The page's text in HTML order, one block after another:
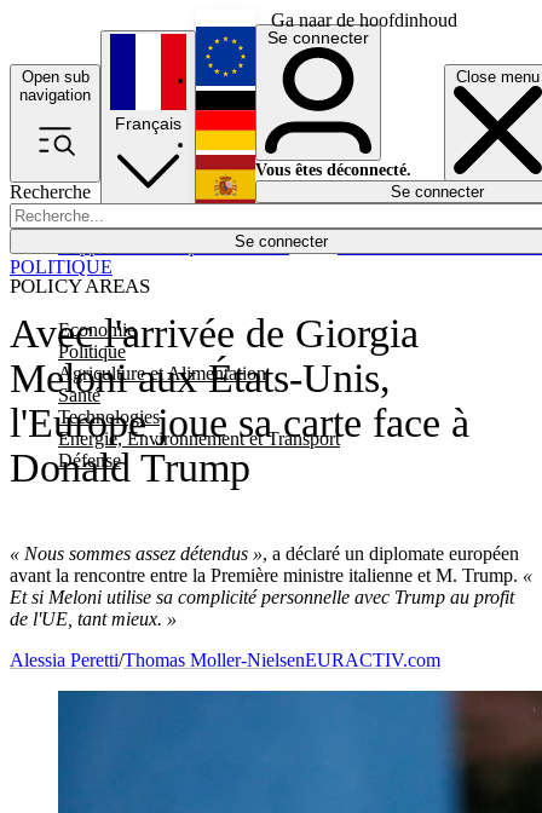
Ga naar de hoofdinhoud
Open sub
navigation
Close menu
Recherche
Se connecter
POLICY AREAS
Economie
Politique
Agriculture et Alimentation
Santé
Technologies
Energie, Environnement et Transport
Défense
Économie
Français
English
Deutsch
Español
Se connecter
Vous êtes déconnecté.
Se connecter
Avec l'arrivée de Giorgia
Meloni aux États-Unis,
l'Europe joue sa carte face à
Donald Trump
« Nous sommes assez détendus », a déclaré un diplomate européen
avant la rencontre entre la Première ministre italienne et M. Trump. «
Et si Meloni utilise sa complicité personnelle avec Trump au profit
de l'UE, tant mieux. »
POLITIQUE
Alessia Peretti/Thomas Moller-NielsenEURACTIV.com